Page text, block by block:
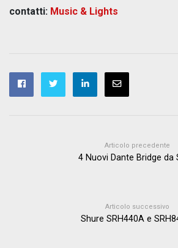
contatti: Music & Lights
Articolo precedente
4 Nuovi Dante Bridge da
Articolo successivo
Shure SRH440A e